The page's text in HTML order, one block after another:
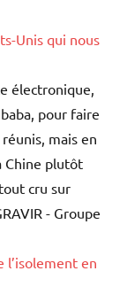
Unis qui nous
électronique,
pour faire
mais en
Chine plutôt
cru sur
- Groupe
en